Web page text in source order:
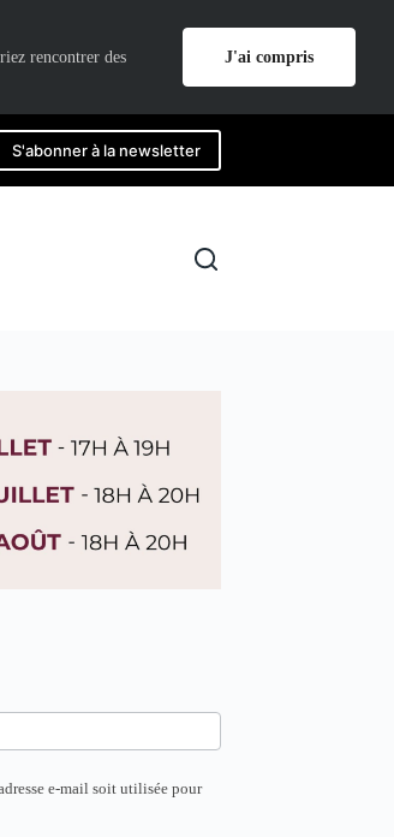
S'abonner à la newsletter
e-mail soit utilisée pour
rencontrer des
J'ai compris